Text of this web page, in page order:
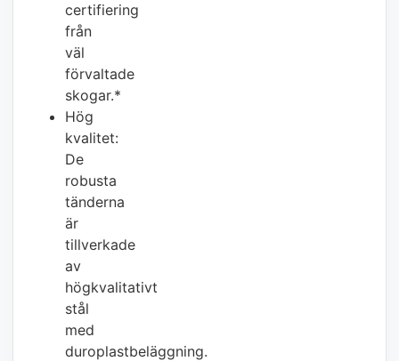
certifiering
från
väl
förvaltade
skogar.*
Hög
kvalitet:
De
robusta
tänderna
är
tillverkade
av
högkvalitativt
stål
med
duroplastbeläggning.